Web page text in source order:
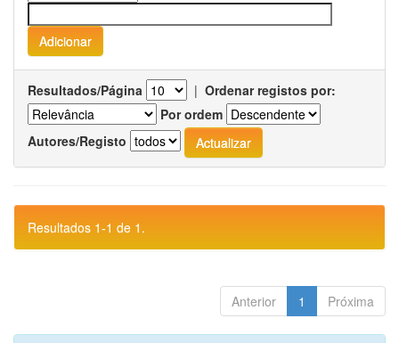
Resultados/Página | Ordenar registos por:
Por ordem
Autores/Registo
Resultados 1-1 de 1.
Anterior 1 Próxima